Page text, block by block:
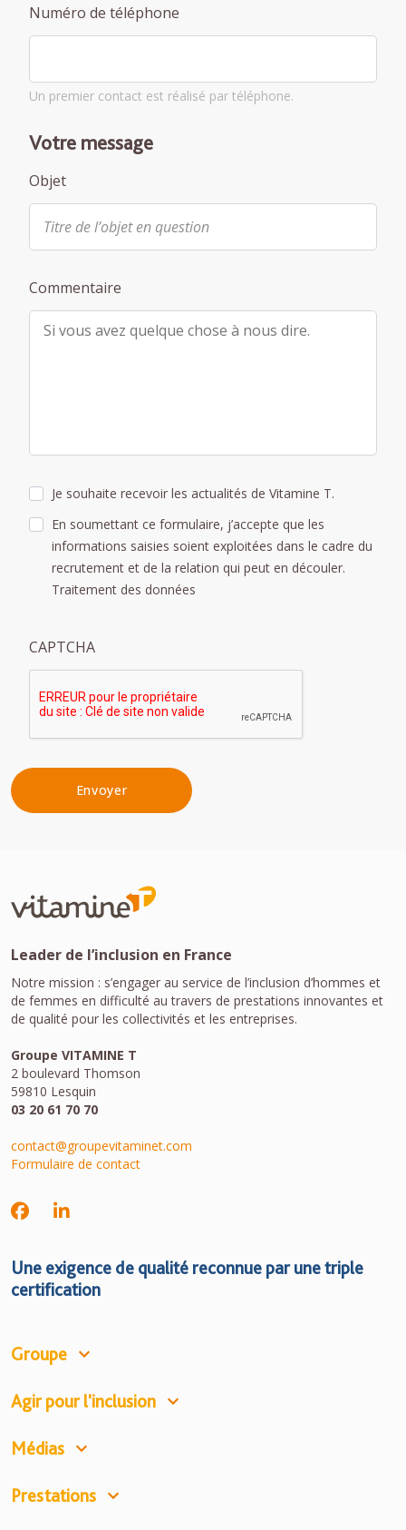
Numéro de téléphone
Un premier contact est réalisé par téléphone.
Votre message
Objet
Commentaire
Je souhaite recevoir les actualités de Vitamine T.
En soumettant ce formulaire, j’accepte que les
informations saisies soient exploitées dans le cadre du
recrutement et de la relation qui peut en découler.
Traitement des données
CAPTCHA
Leader de l’inclusion en France
Notre mission : s’engager au service de l’inclusion d’hommes et
de femmes en difficulté au travers de prestations innovantes et
de qualité pour les collectivités et les entreprises.
Groupe VITAMINE T
2 boulevard Thomson
59810 Lesquin
03 20 61 70 70
contact@groupevitaminet.com
Formulaire de contact
Une exigence de qualité reconnue par une triple
certification
Groupe
Agir pour l'inclusion
Médias
Prestations